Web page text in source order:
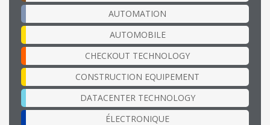
AUTOMATION
AUTOMOBILE
CHECKOUT TECHNOLOGY
CONSTRUCTION EQUIPEMENT
DATACENTER TECHNOLOGY
ÉLECTRONIQUE